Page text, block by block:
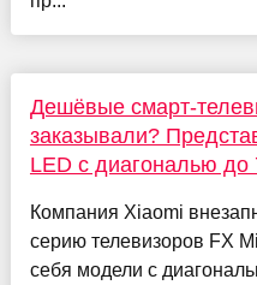
Дешёвые смарт-
заказывали?
LED с диагональю
Компания Xiaomi
серию телевизоров FX
себя модели с